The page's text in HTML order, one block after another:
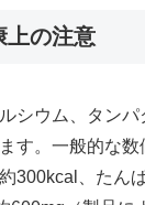
上の注意
シウム、タンパ
す。一般的な数
300kcal、たん